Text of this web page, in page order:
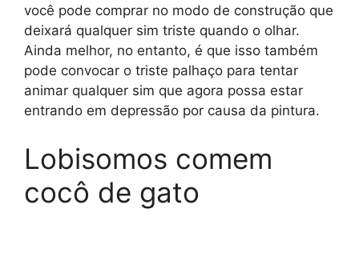
você pode comprar no modo de construção que
deixará qualquer sim triste quando o olhar.
Ainda melhor, no entanto, é que isso também
pode convocar o triste palhaço para tentar
animar qualquer sim que agora possa estar
entrando em depressão por causa da pintura.
Lobisomos comem
cocô de gato